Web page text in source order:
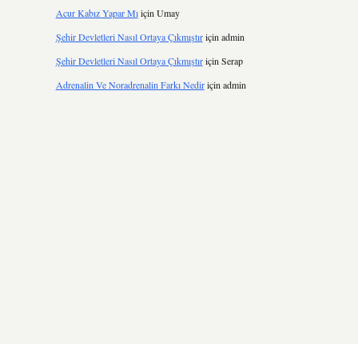
Acur Kabız Yapar Mıiçin Umay
Şehir Devletleri Nasıl Ortaya Çıkmıştıriçin admin
Şehir Devletleri Nasıl Ortaya Çıkmıştıriçin Serap
Adrenalin Ve Noradrenalin Farkı Nediriçin admin